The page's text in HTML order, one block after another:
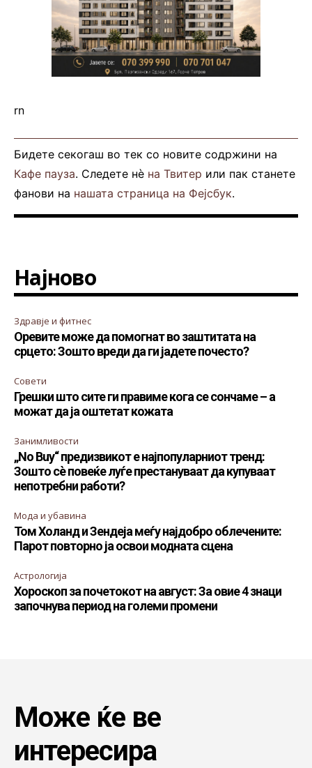
rn
Бидете секогаш во тек со новите содржини на
Кафе пауза. Следете нè на Твитер или пак станете
фанови на нашата страница на Фејсбук.
Најново
Здравје и фитнес
Оревите може да помогнат во заштитата на
срцето: Зошто вреди да ги јадете почесто?
Совети
Грешки што сите ги правиме кога се сончаме – а
можат да ја оштетат кожата
Занимливости
„No Buy“ предизвикот е најпопуларниот тренд:
Зошто сè повеќе луѓе престануваат да купуваат
непотребни работи?
Мода и убавина
Том Холанд и Зендеја меѓу најдобро облечените:
Парот повторно ја освои модната сцена
Астрологија
Хороскоп за почетокот на август: За овие 4 знаци
започнува период на големи промени
Може ќе ве
интересира